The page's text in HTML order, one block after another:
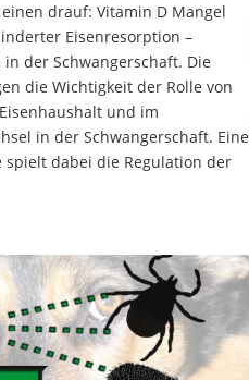
drauf: Vitamin D Mangel
Eisenresorption –
der Schwangerschaft. Die
die Wichtigkeit der Rolle von
und im
in der Schwangerschaft. Eine
spielt dabei die Regulation der